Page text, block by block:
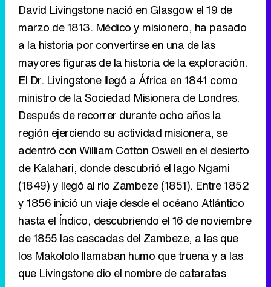
David Livingstone nació en Glasgow el 19 de
marzo de 1813. Médico y misionero, ha pasado
a la historia por convertirse en una de las
mayores figuras de la historia de la exploración.
El Dr. Livingstone llegó a África en 1841 como
ministro de la Sociedad Misionera de Londres.
Después de recorrer durante ocho años la
región ejerciendo su actividad misionera, se
adentró con William Cotton Oswell en el desierto
de Kalahari, donde descubrió el lago Ngami
(1849) y llegó al río Zambeze (1851). Entre 1852
y 1856 inició un viaje desde el océano Atlántico
hasta el Índico, descubriendo el 16 de noviembre
de 1855 las cascadas del Zambeze, a las que
los Makololo llamaban humo que truena y a las
que Livingstone dio el nombre de cataratas